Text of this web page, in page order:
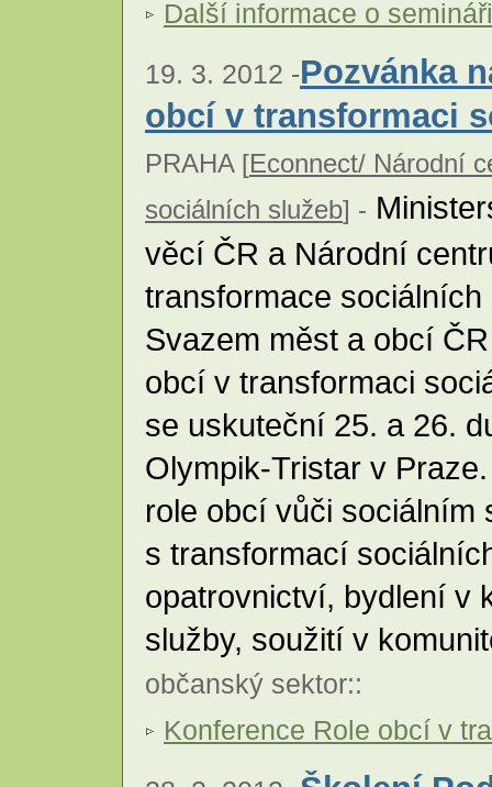
Další informace o semináři
19. 3. 2012 -Pozvánka
obcí v transformaci
PRAHA [Econnect/ Národní
sociálních služeb] -
věcí ČR a Národní
transformace
Svazem měst a obcí
obcí v transformaci
se uskuteční 25. a 26.
Olympik-Tristar v
role obcí vůči sociálním
s transformací
opatrovnictví, bydlení v
služby, soužití v
občanský sektor::
Konference Role obcí v